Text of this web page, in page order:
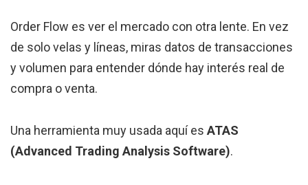
Order Flow es ver el mercado con otra lente. En vez
de solo velas y líneas, miras datos de transacciones
y volumen para entender dónde hay interés real de
compra o venta.
Una herramienta muy usada aquí es ATAS
(Advanced Trading Analysis Software).